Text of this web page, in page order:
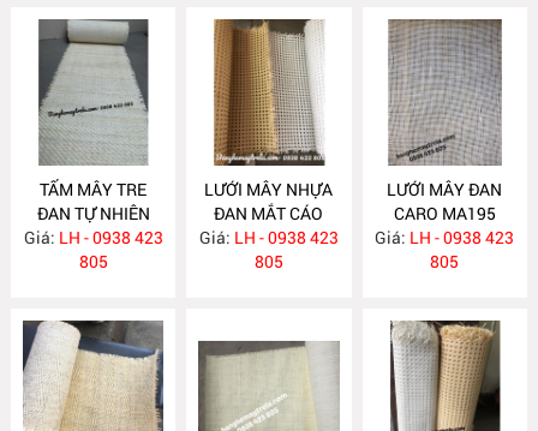
TẤM MÂY TRE
ĐAN TỰ NHIÊN
MA396
Giá: LH - 0938 423
805
LƯỚI MÂY NHỰA
ĐAN MẮT CÁO
MA261
Giá: LH - 0938 423
805
LƯỚI MÂY ĐAN
CARO MA195
Giá: LH - 0938 423
805